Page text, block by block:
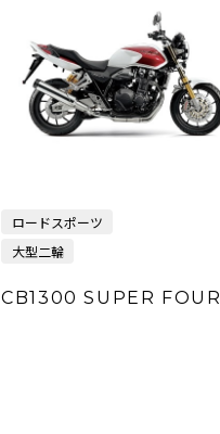
ロードスポーツ
大型二輪
CB1300 SUPER FOUR